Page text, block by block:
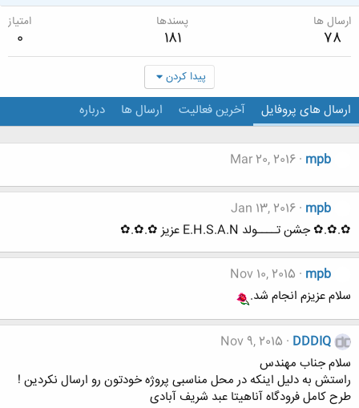
ارسال ها
78
پسندها
181
امتیاز
0
پیدا کردن
ارسال های پروفایل آخرین فعالیت ارسال ها درباره
mpb
Mar 20, 2016
mpb
Jan 13, 2016
✿.✿.✿ جشن تــــولد E.H.S.A.N عزیز ✿.✿.✿
mpb
Nov 10, 2015
سلام عزیزم انجام شد.
DDDIQ
Nov 9, 2015
سلام جناب مهندس
راستش به دلیل اینکه در محل مناسبی پروژه خودتون رو ارسال نکردین !
طرح کامل فرودگاه آناهیتا عبد شریف آبادی